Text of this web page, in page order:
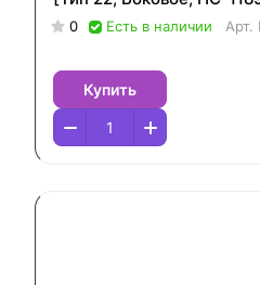
0 Есть в наличии Арт.
Купить